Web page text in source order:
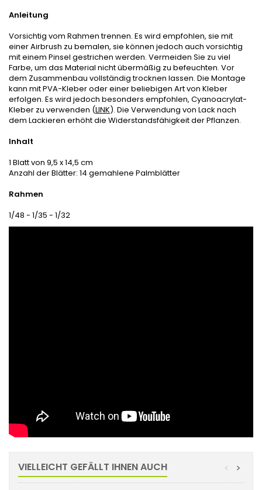
Anleitung
Vorsichtig vom Rahmen trennen. Es wird empfohlen, sie mit
einer Airbrush zu bemalen, sie können jedoch auch vorsichtig
mit einem Pinsel gestrichen werden. Vermeiden Sie zu viel
Farbe, um das Material nicht übermäßig zu befeuchten. Vor
dem Zusammenbau vollständig trocknen lassen. Die Montage
kann mit PVA-Kleber oder einer beliebigen Art von Kleber
erfolgen. Es wird jedoch besonders empfohlen, Cyanoacrylat-
Kleber zu verwenden (LINK). Die Verwendung von Lack nach
dem Lackieren erhöht die Widerstandsfähigkeit der Pflanzen.
Inhalt
1 Blatt von 9,5 x 14,5 cm
Anzahl der Blätter: 14 gemahlene Palmblätter
Rahmen
1/48 - 1/35 - 1/32
VIELLEICHT GEFÄLLT IHNEN AUCH >
<